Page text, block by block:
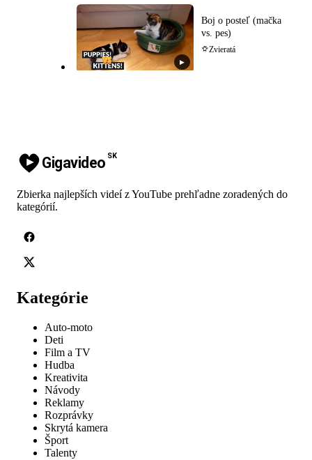
▶
Boj o posteľ (mačka
vs. pes)
Zvieratá
Gigavideo SK
Zbierka najlepších videí z YouTube prehľadne zoradených do
kategórií.
Kategórie
Auto-moto
Deti
Film a TV
Hudba
Kreativita
Návody
Reklamy
Rozprávky
Skrytá kamera
Šport
Talenty